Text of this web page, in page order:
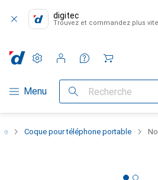
digitec
Trouvez et commandez plus vite
Navigation par catégorie
Menu Recherche
Paramètres
Compte client
Listes de comparaison
Listes d'envies
Panier
Coque pour téléphone portable